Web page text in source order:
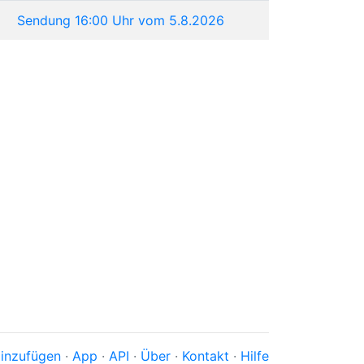
Sendung 16:00 Uhr vom 5.8.2026
· App · API · Über · Kontakt · Hilfe